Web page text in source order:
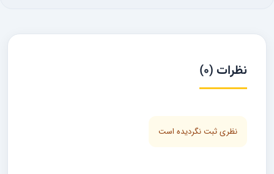
نظرات (0)
نظری ثبت نگردیده است